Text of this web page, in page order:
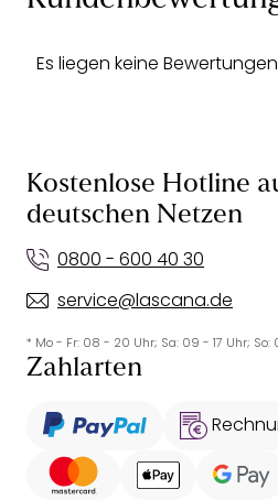
Es liegen keine
Kostenlose Hotline
deutschen Netzen
0800 - 600 40 30
service@lascana.de
* Mo - Fr: 08 - 20 Uhr; Sa: 09 - 17 Uhr; So:
Zahlarten